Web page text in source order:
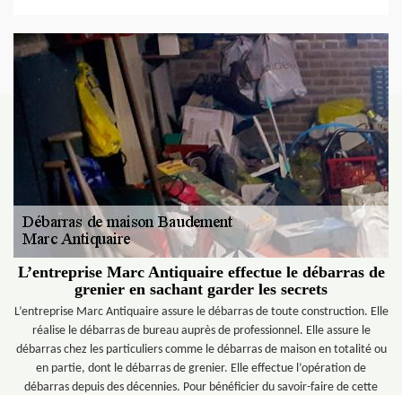
L’entreprise Marc Antiquaire effectue le débarras de
grenier en sachant garder les secrets
L’entreprise Marc Antiquaire assure le débarras de toute construction. Elle
réalise le débarras de bureau auprès de professionnel. Elle assure le
débarras chez les particuliers comme le débarras de maison en totalité ou
en partie, dont le débarras de grenier. Elle effectue l’opération de
débarras depuis des décennies. Pour bénéficier du savoir-faire de cette